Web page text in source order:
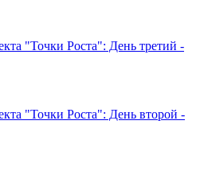
"Точки Роста": День третий -
"Точки Роста": День второй -